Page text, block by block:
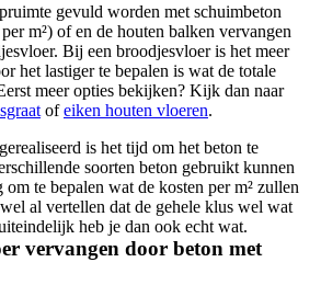
gevuld worden met schuimbeton
m²) of en de houten balken vervangen
Bij een broodjesvloer is het meer
het lastiger te bepalen is wat de totale
meer opties bekijken? Kijk dan naar
ofeiken houten vloeren.
is het tijd om het beton te
soorten beton gebruikt kunnen
te bepalen wat de kosten per m² zullen
al vertellen dat de gehele klus wel wat
heb je dan ook echt wat.
vervangen door beton met